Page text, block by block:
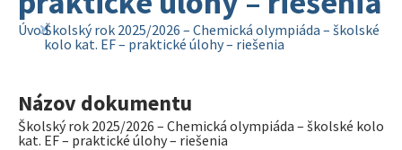
ÚvodŠkolský rok 2025/2026 – Chemická olympiáda – školské
kolo kat. EF – praktické úlohy – riešenia
Názov dokumentu
Školský rok 2025/2026 – Chemická olympiáda – školské kolo
kat. EF – praktické úlohy – riešenia